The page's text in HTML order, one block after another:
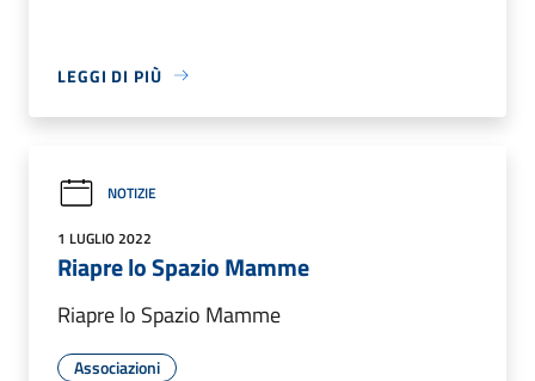
LEGGI DI PIÙ
NOTIZIE
1 LUGLIO 2022
Riapre lo Spazio Mamme
Riapre lo Spazio Mamme
Associazioni